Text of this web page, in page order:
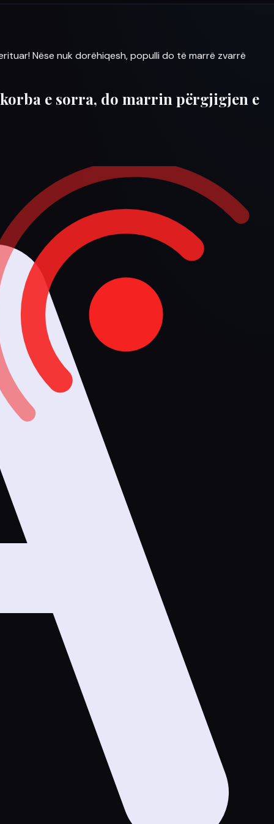
Nëse nuk dorëhiqesh, populli do të marrë zvarrë
e sorra, do marrin përgjigjen e